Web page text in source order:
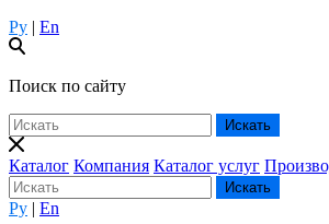
Ру | En
Поиск по сайту
Каталог Компания Каталог услуг
Ру | En